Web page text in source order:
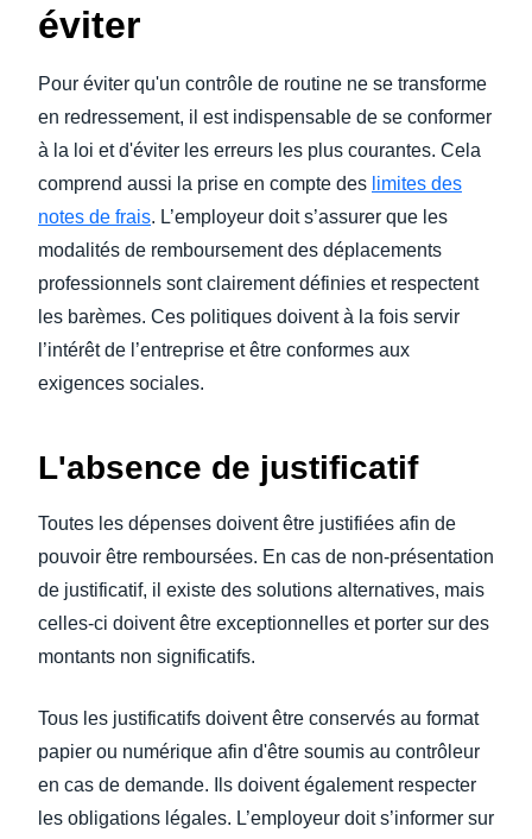
éviter
Pour éviter qu'un contrôle de routine ne se transforme
en redressement, il est indispensable de se conformer
à la loi et d'éviter les erreurs les plus courantes. Cela
comprend aussi la prise en compte des limites des
notes de frais. L’employeur doit s’assurer que les
modalités de remboursement des déplacements
professionnels sont clairement définies et respectent
les barèmes. Ces politiques doivent à la fois servir
l’intérêt de l’entreprise et être conformes aux
exigences sociales.
L'absence de justificatif
Toutes les dépenses doivent être justifiées afin de
pouvoir être remboursées. En cas de non-présentation
de justificatif, il existe des solutions alternatives, mais
celles-ci doivent être exceptionnelles et porter sur des
montants non significatifs.
Tous les justificatifs doivent être conservés au format
papier ou numérique afin d'être soumis au contrôleur
en cas de demande. Ils doivent également respecter
les obligations légales. L’employeur doit s’informer sur